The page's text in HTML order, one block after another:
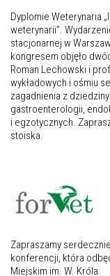
Dyplomie Weterynaria
weterynarii”.
stacjonarnej w
kongresem objęło
Roman Lechowski i
wykładowych i ośmiu
zagadnienia z
gastroenterologii,
i egzotycznych.
stoiska.
Zapraszamy
konferencji, która
Miejskim im. W. Króla.